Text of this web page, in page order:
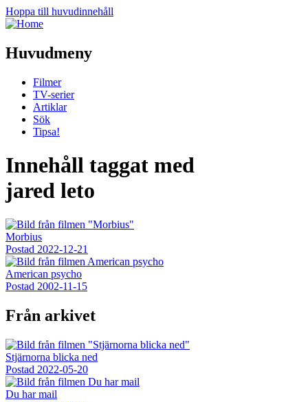
Hoppa till huvudinnehåll
Huvudmeny
Filmer
TV-serier
Artiklar
Sök
Tipsa!
Innehåll taggat med
jared leto
Morbius
Postad 2022-12-21
American psycho
Postad 2002-11-15
Från arkivet
Stjärnorna blicka ned
Postad 2022-05-20
Du har mail